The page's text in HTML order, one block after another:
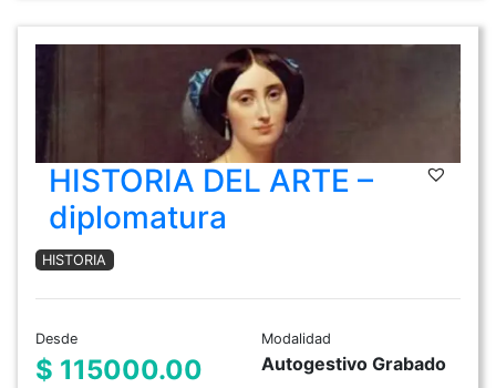
HISTORIA DEL ARTE –
diplomatura
HISTORIA
Desde
$ 115000.00
Modalidad
Autogestivo Grabado